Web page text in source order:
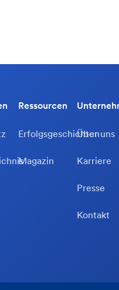
Ressourcen
Erfolgsgeschichten
Magazin
Über uns
Karriere
Presse
Kontakt